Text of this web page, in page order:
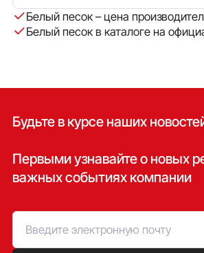
Белый песок – цена
Белый песок в каталоге на
Будьте в курсе наших
Первыми узнавайте о новых
важных событиях компании